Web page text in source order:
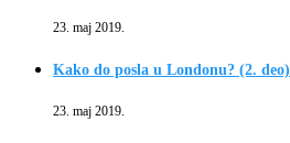
23. maj 2019.
Kako do posla u Londonu? (2. deo)
23. maj 2019.